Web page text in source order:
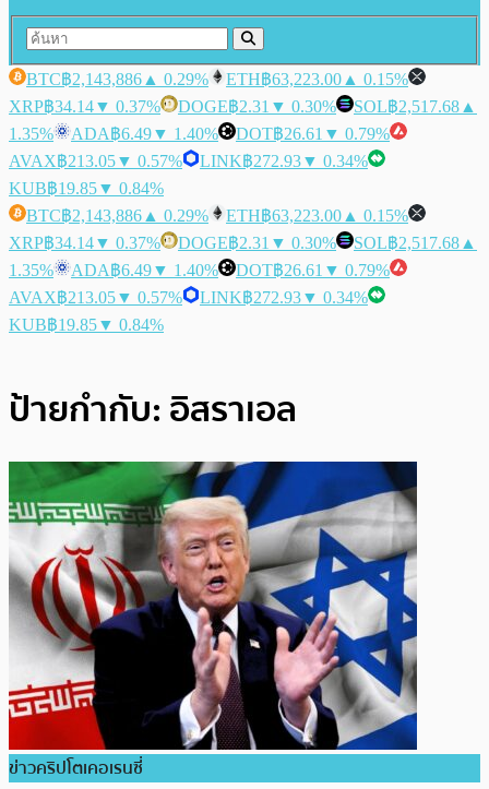
BTC฿2,143,886 ▲ 0.29% ETH฿63,223.00 ▲ 0.15%
XRP฿34.14▼ 0.37% DOGE฿2.31 ▼ 0.30% SOL฿2,517.68 ▲
1.35%
ADA฿6.49▼ 1.40% DOT฿26.61 ▼ 0.79%
AVAX฿213.05▼ 0.57% LINK฿272.93▼ 0.34%
KUB฿19.85▼ 0.84%
BTC฿2,143,886 ▲ 0.29% ETH฿63,223.00 ▲ 0.15%
XRP฿34.14▼ 0.37% DOGE฿2.31 ▼ 0.30% SOL฿2,517.68 ▲
1.35%
ADA฿6.49▼ 1.40% DOT฿26.61 ▼ 0.79%
AVAX฿213.05▼ 0.57% LINK฿272.93▼ 0.34%
KUB฿19.85▼ 0.84%
ป้ายกำกับ: อิสราเอล
ข่าวคริปโตเคอเรนซี่